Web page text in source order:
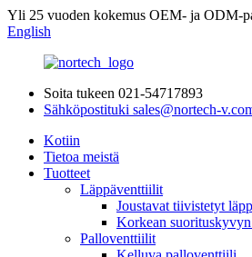
Yli 25 vuoden kokemus OEM- ja ODM-
English
Soita tukeen 021-54717893
Sähköpostituki sales@nortech-
Kotiin
Tietoa meistä
Tuotteet
Läppäventtiilit
Joustavat tiivistetyt
Korkean
Palloventtiilit